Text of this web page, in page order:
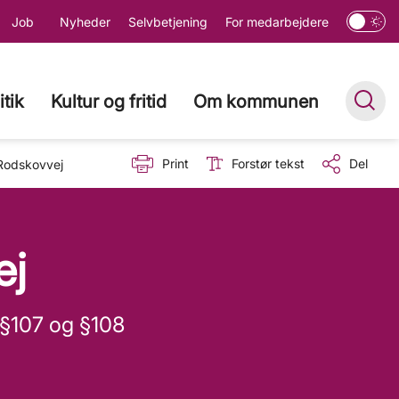
Job Nyheder Selvbetjening For medarbejdere
Kultur og fritid Om kommunen
Print Forstør tekst Del
og §108